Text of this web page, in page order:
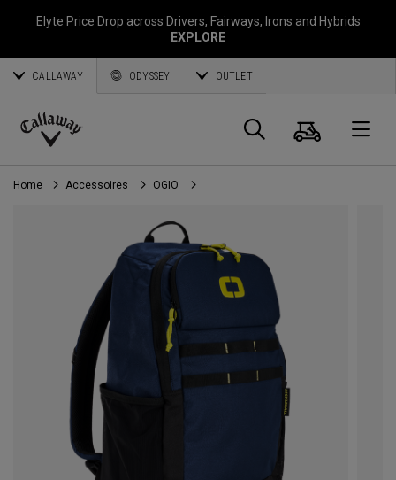
Elyte Price Drop across Drivers, Fairways, Irons and Hybrids
EXPLORE
CALLAWAY ODYSSEY OUTLET
Callaway
Golf
Panier
Home Accessoires OGIO